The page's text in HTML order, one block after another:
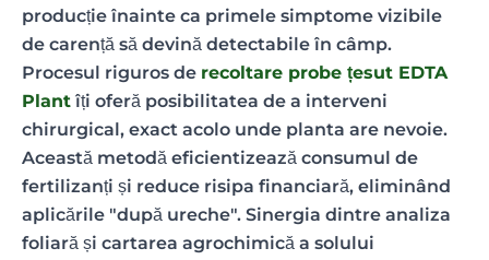
producție înainte ca primele simptome vizibile
de carență să devină detectabile în câmp.
Procesul riguros de recoltare probe țesut EDTA
Plant îți oferă posibilitatea de a interveni
chirurgical, exact acolo unde planta are nevoie.
Această metodă eficientizează consumul de
fertilizanți și reduce risipa financiară, eliminând
aplicările "după ureche". Sinergia dintre analiza
foliară și cartarea agrochimică a solului